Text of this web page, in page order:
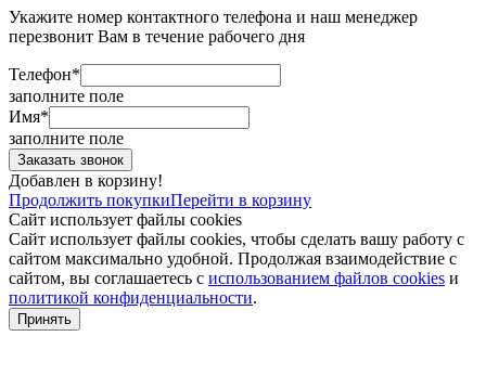
Укажите номер контактного телефона и наш менеджер
перезвонит Вам в течение рабочего дня
Телефон*
заполните поле
Имя*
заполните поле
Добавлен в корзину!
Продолжить покупкиПерейти в корзину
Сайт использует файлы cookies
Сайт использует файлы cookies, чтобы сделать вашу работу с
сайтом максимально удобной. Продолжая взаимодействие с
сайтом, вы соглашаетесь с использованием файлов cookies и
политикой конфиденциальности.
Принять